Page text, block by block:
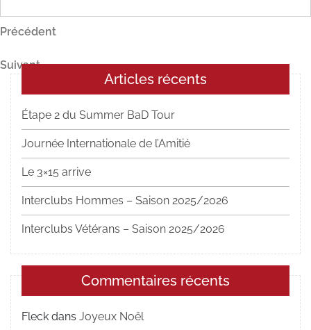
janvier 2017 à 20h. Plus
d'informations
Navigation
de
l’article
Article
Précédent
Article
suivant
Suivant
Articles récents
Étape 2 du Summer BaD Tour
Journée Internationale de l’Amitié
Le 3×15 arrive
Interclubs Hommes – Saison 2025/2026
Interclubs Vétérans – Saison 2025/2026
Commentaires récents
Fleck dans Joyeux Noël